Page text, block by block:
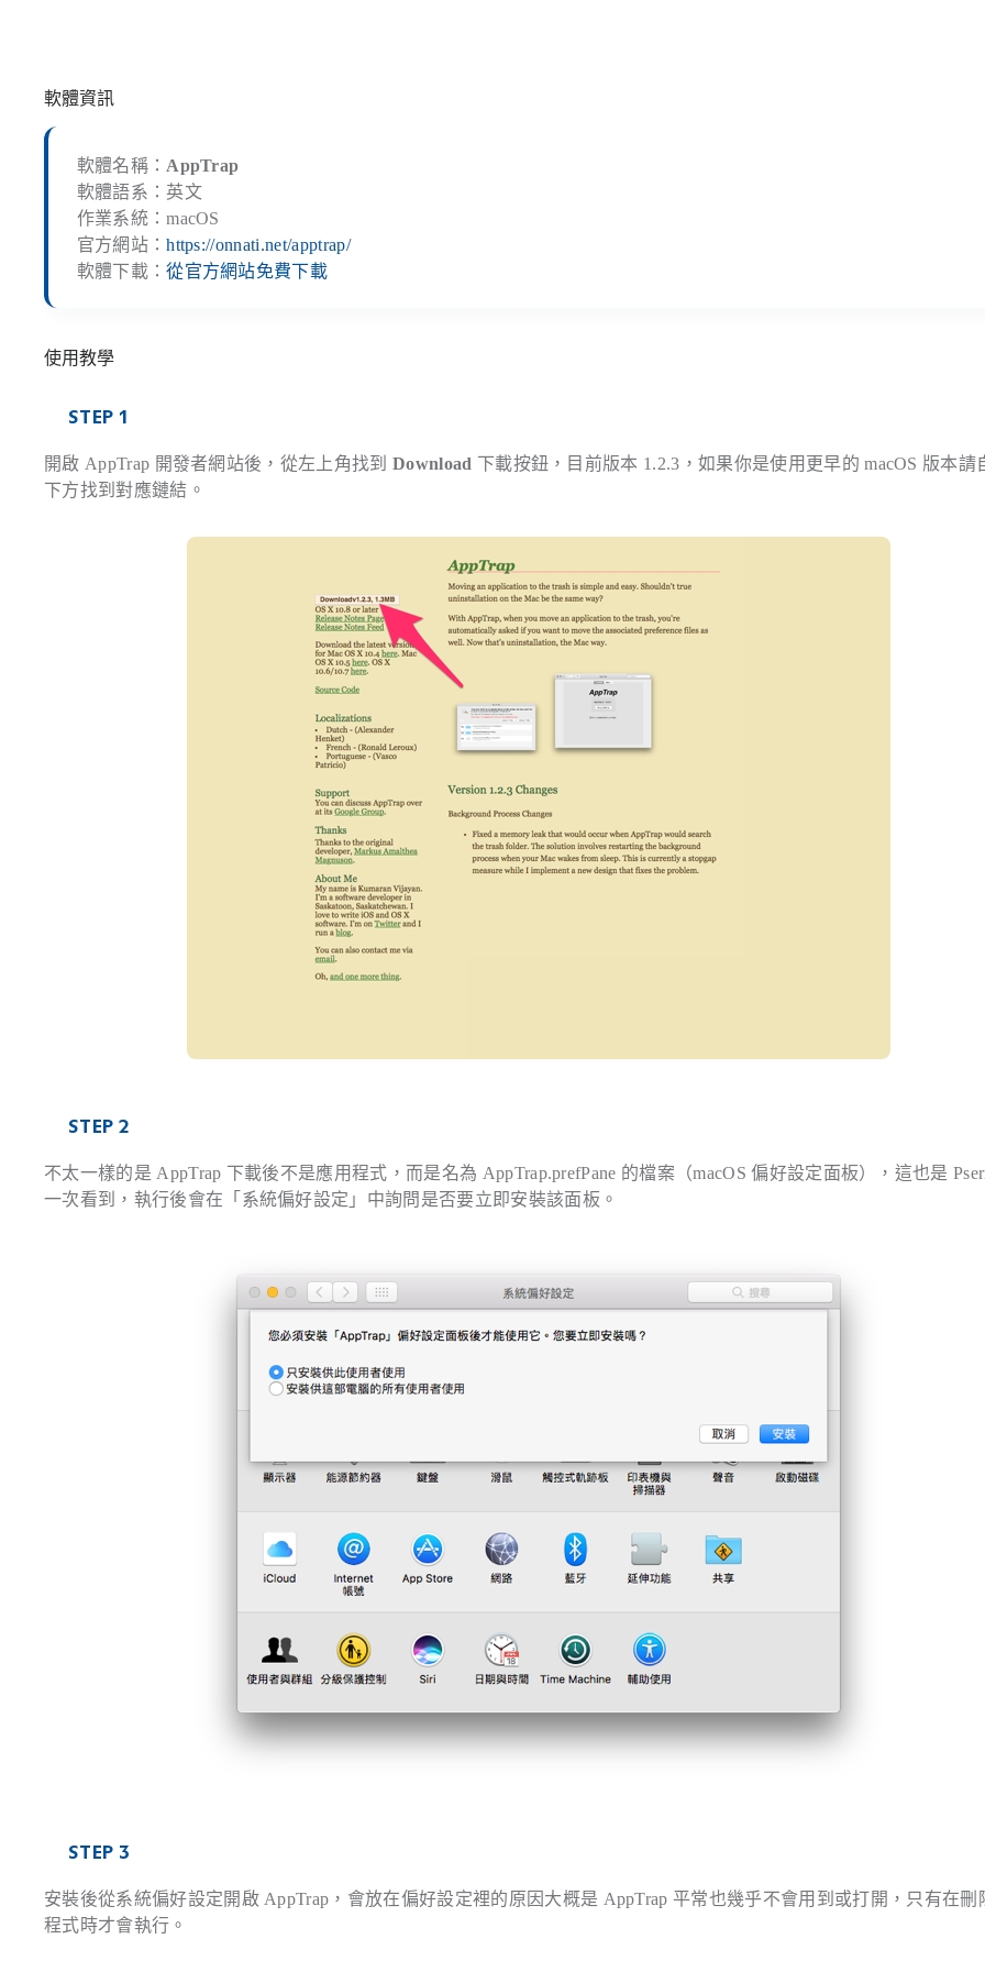
軟體資訊
軟體名稱： AppTrap
軟體語系：英文
作業系統：macOS
官方網站：https://onnati.net/apptrap/
軟體下載：從官方網站免費下載
使用教學
STEP 1
開啟 AppTrap 開發者網站後，從左上角找到 Download 下載按鈕，目前版本 1.2.3，如果你是使用更早的 macOS 版本請
下方找到對應鏈結。
STEP 2
不太一樣的是 AppTrap 下載後不是應用程式，而是名為 AppTrap.prefPane 的檔案（macOS 偏好設定面板），這也是
一次看到，執行後會在「系統偏好設定」中詢問是否要立即安裝該面板。
STEP 3
安裝後從系統偏好設定開啟 AppTrap，會放在偏好設定裡的原因大概是 AppTrap 平常也幾乎不會用到或打開，只有在刪
程式時才會執行。